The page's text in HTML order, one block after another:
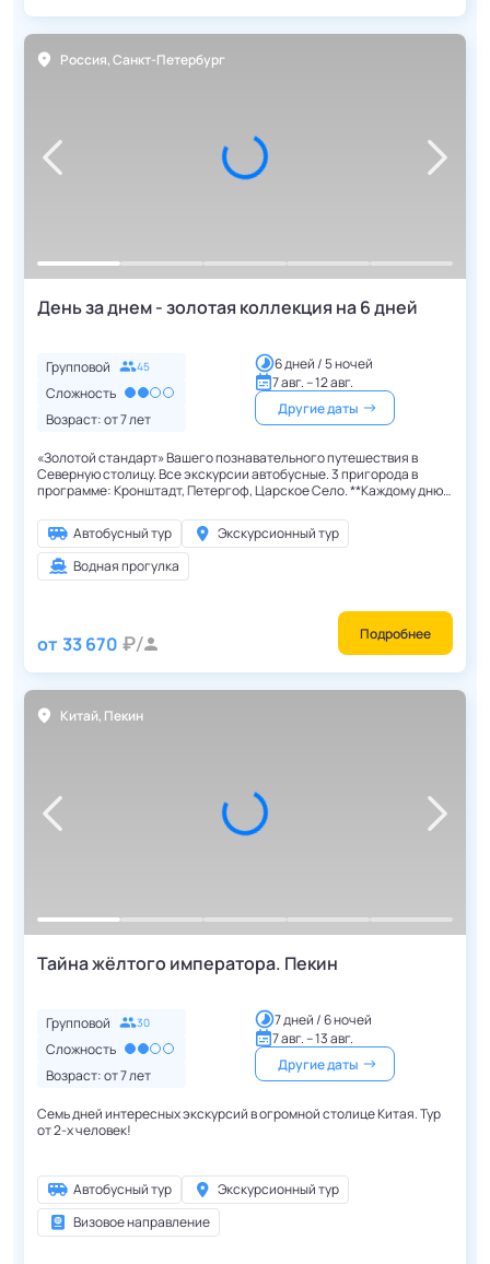
Россия,Санкт-Петербург
День за днем - золотая коллекция на 6 дней
Групповой 45
Сложность
Возраст: от7лет
6 дней / 5 ночей
7 авг. – 12 авг.
Другие даты
«Золотой стандарт» Вашего познавательного путешествия в
Северную столицу. Все экскурсии автобусные. 3 пригорода в
программе: Кронштадт, Петергоф, Царское Село. **Каждому дню
Экскурсионная программа повторяется каждую неделю.**
Автобусный тур
Экскурсионный тур
Водная прогулка
от 33 670 Подробнее
Китай, Пекин
Тайна жёлтого императора. Пекин
Групповой 30
Сложность
Возраст: от7лет
7 дней / 6 ночей
7 авг. – 13 авг.
Другие даты
Семь дней интересных экскурсий в огромной столице Китая. Тур
от 2-х человек!
Автобусный тур
Экскурсионный тур
Визовое направление